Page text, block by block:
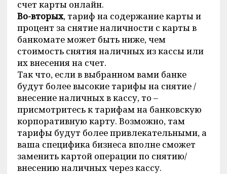
счет карты онлайн.
Во-вторых, тариф на содержание карты и
процент за снятие наличности с карты в
банкомате может быть ниже, чем
стоимость снятия наличных из кассы или
их внесения на счет.
Так что, если в выбранном вами банке
будут более высокие тарифы на снятие /
внесение наличных в кассу, то –
присмотритесь к тарифам на банковскую
корпоративную карту. Возможно, там
тарифы будут более привлекательными, а
ваша специфика бизнеса вполне сможет
заменить картой операции по снятию/
внесению наличных через кассу.